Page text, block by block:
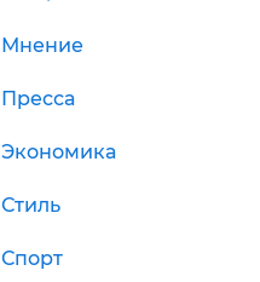
Мнение
Пресса
Экономика
Стиль
Спорт